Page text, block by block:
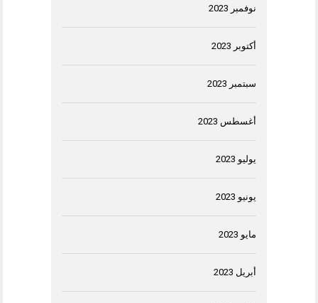
نوفمبر 2023
أكتوبر 2023
سبتمبر 2023
أغسطس 2023
يوليو 2023
يونيو 2023
مايو 2023
أبريل 2023